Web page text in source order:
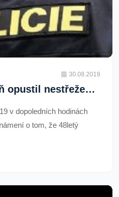
30.08.2019
Karlovarsko: Vězeň opustil nestřežené pracoviště. Do hodiny byl vypátrán
v dopoledních hodinách
o tom, že 48letý
pracoviště na